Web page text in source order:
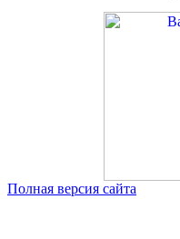
Полная версия сайта